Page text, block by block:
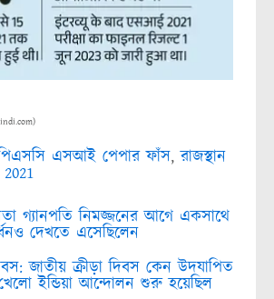
এসআই পেপার ফাঁস,রাজস্থান
গ্যানপতি নিমজ্জনের আগে একসাথে
দেখতে এসেছিলেন
জাতীয় ক্রীড়া দিবস কেন উদযাপিত
ইন্ডিয়া আন্দোলন শুরু হয়েছিল